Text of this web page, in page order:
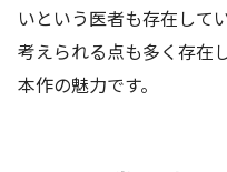
いという医者も存在して
考えられる点も多く存在
本作の魅力です。